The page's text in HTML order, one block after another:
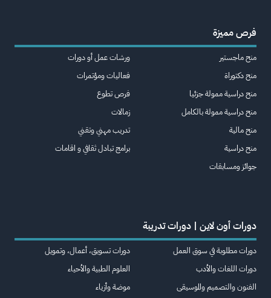
فرص مميزة
منح ماجستير
منح دكتوراة
منح دراسية ممولة جزئيا
منح دراسية ممولة بالكامل
منح مالية
منح دراسية
جوائز ومسابقات
ورشات عمل أو دورات
فعاليات ومؤتمرات
فرص تطوع
زمالات
تدريب مهني وتقني
برامج تبادل ثقافي و اقامات
دورات أون لاين | دورات تدريبة
دورات مطلوبة في سوق العمل
دورات اللغات والأدب
الفنون والتصميم والموسيقى
دورات تسويق، أعمال، وتمويل
العلوم الطبية والأحياء
موضة وأزياء